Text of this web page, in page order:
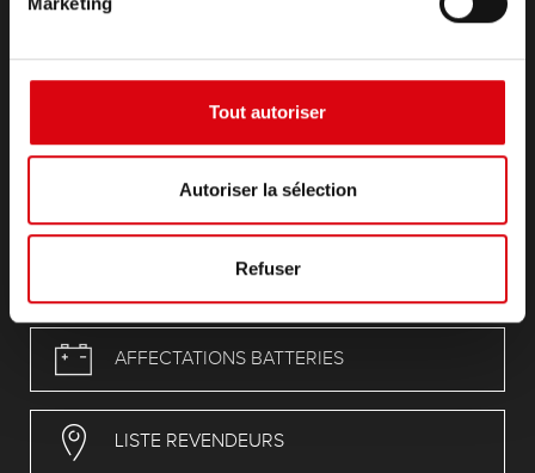
Tout autoriser
Autoriser la sélection
Refuser
Conditions générales de vente (CGV)
REACH Règlement
Compliance
CAProp65_Declaration
PFAS
AFFECTATIONS BATTERIES
LISTE REVENDEURS